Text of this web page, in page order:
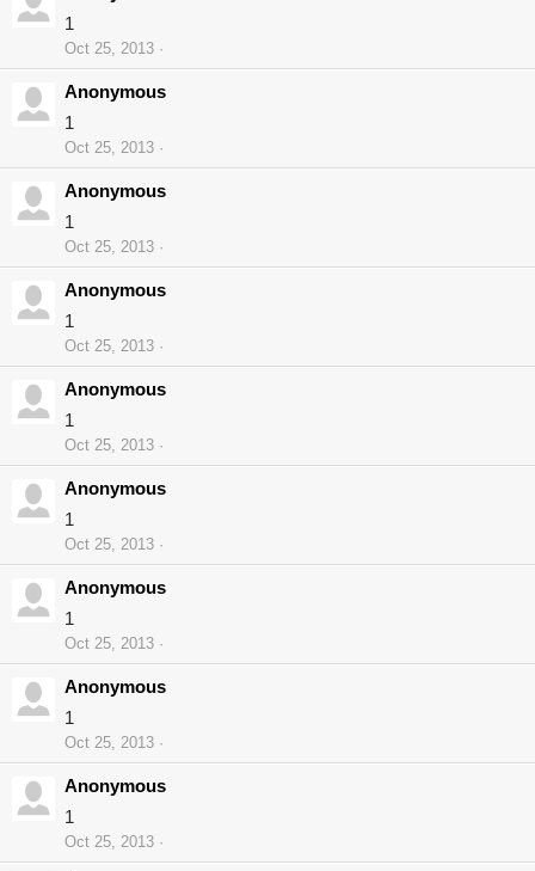
1
Oct 25, 2013
Anonymous
1
Oct 25, 2013
Anonymous
1
Oct 25, 2013
Anonymous
1
Oct 25, 2013
Anonymous
1
Oct 25, 2013
Anonymous
1
Oct 25, 2013
Anonymous
1
Oct 25, 2013
Anonymous
1
Oct 25, 2013
Anonymous
1
Oct 25, 2013